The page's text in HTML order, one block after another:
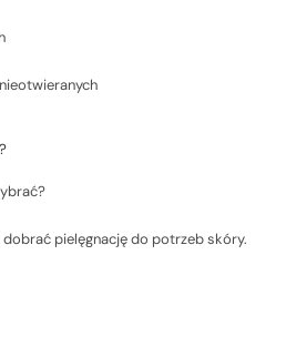
pielęgnację do potrzeb skóry.